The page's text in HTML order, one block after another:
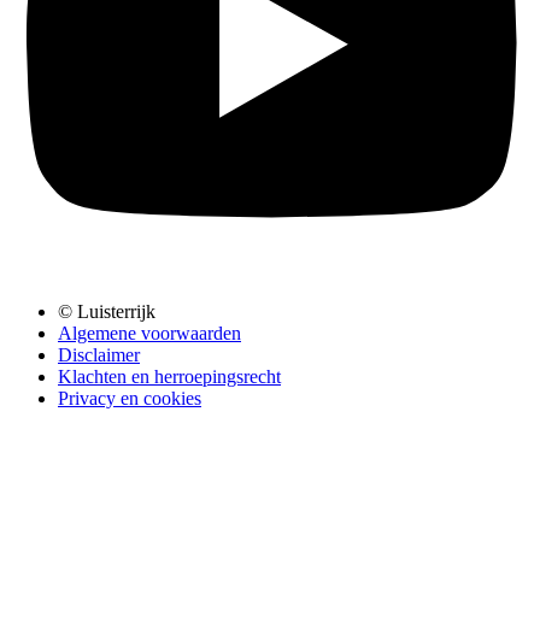
© Luisterrijk
Algemene voorwaarden
Disclaimer
Klachten en herroepingsrecht
Privacy en cookies